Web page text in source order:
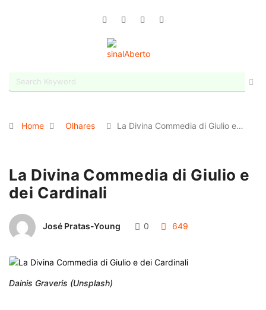
Home Olhares La Divina Commedia di Giulio e…
La Divina Commedia di Giulio e
dei Cardinali
José Pratas-Young 0 649
Dainis Graveris (Unsplash)